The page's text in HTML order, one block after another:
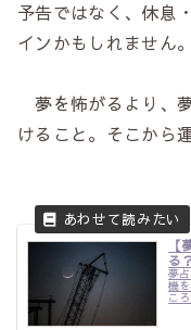
予告ではなく、休息
インかもしれません。
夢を怖がるより、
けること。そこから
る
夢
機
こ